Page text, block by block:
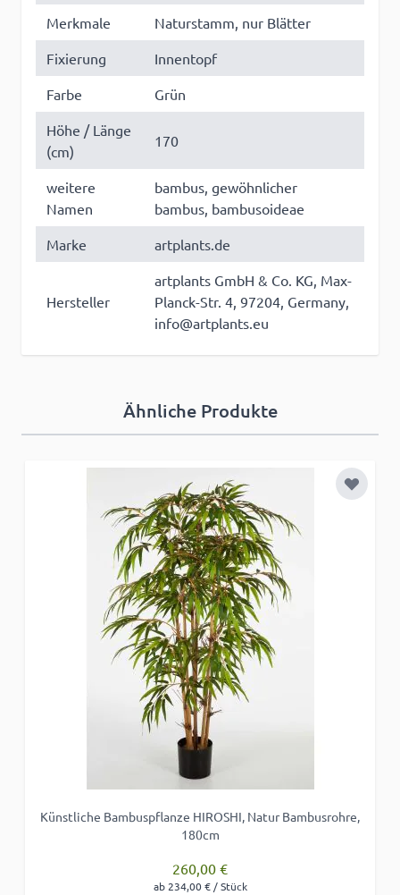
Merkmale
Naturstamm, nur Blätter
Fixierung
Innentopf
Farbe
Grün
Höhe / Länge
(cm)
170
weitere
Namen
bambus, gewöhnlicher
bambus, bambusoideae
Marke
artplants.de
Hersteller
artplants GmbH & Co. KG, Max-
Planck-Str. 4, 97204, Germany,
info@artplants.eu
Ähnliche Produkte
Zur
Künstliche Bambuspflanze HIROSHI, Natur Bambusrohre,
180cm
260,00 €
ab 234,00 € / Stück